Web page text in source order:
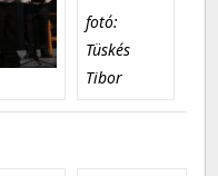
fotó:
Tüskés
Tibor